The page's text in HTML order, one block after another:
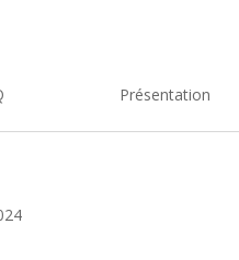
Présentation